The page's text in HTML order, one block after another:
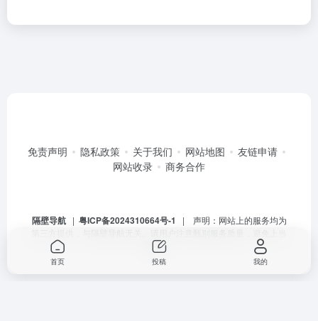
免责声明 隐私政策 关于我们 网站地图
友链申请
网站收录
商务合作
隔壁导航| 粤ICP备2024310664号-1
| 声明：网站上的服务均为
受骗。
首页 投稿 我的